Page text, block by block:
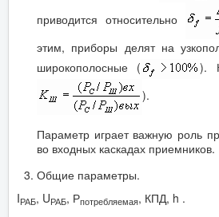
приводится относительно
этим, приборы делят на
широкополосные (
).
).
Параметр играет важную роль
во входных каскадах приемников.
Общие параметры.
IРАБ, UРАБ, Рпотребляемая, КПД, h .